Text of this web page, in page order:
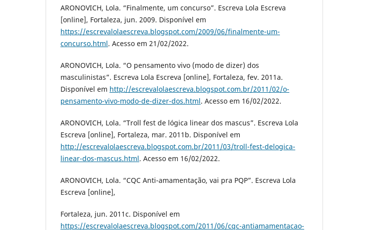
ARONOVICH, Lola. “Finalmente, um concurso”. Escreva Lola Escreva
[online], Fortaleza, jun. 2009. Disponível em
https://escrevalolaescreva.blogspot.com/2009/06/finalmente-um-
concurso.html. Acesso em 21/02/2022.
ARONOVICH, Lola. “O pensamento vivo (modo de dizer) dos
masculinistas”. Escreva Lola Escreva [online], Fortaleza, fev. 2011a.
Disponível em http://escrevalolaescreva.blogspot.com.br/2011/02/o-
pensamento-vivo-modo-de-dizer-dos.html. Acesso em 16/02/2022.
ARONOVICH, Lola. “Troll fest de lógica linear dos mascus”. Escreva Lola
Escreva [online], Fortaleza, mar. 2011b. Disponível em
http://escrevalolaescreva.blogspot.com.br/2011/03/troll-fest-delogica-
linear-dos-mascus.html. Acesso em 16/02/2022.
ARONOVICH, Lola. “CQC Anti-amamentação, vai pra PQP”. Escreva Lola
Escreva [online],
Fortaleza, jun. 2011c. Disponível em
https://escrevalolaescreva.blogspot.com/2011/06/cqc-antiamamentacao-